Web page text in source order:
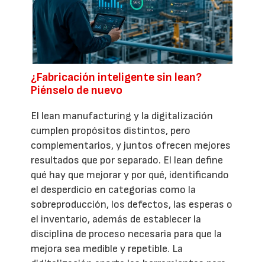
¿Fabricación inteligente sin lean?
Piénselo de nuevo
El lean manufacturing y la digitalización
cumplen propósitos distintos, pero
complementarios, y juntos ofrecen mejores
resultados que por separado. El lean define
qué hay que mejorar y por qué, identificando
el desperdicio en categorías como la
sobreproducción, los defectos, las esperas o
el inventario, además de establecer la
disciplina de proceso necesaria para que la
mejora sea medible y repetible. La